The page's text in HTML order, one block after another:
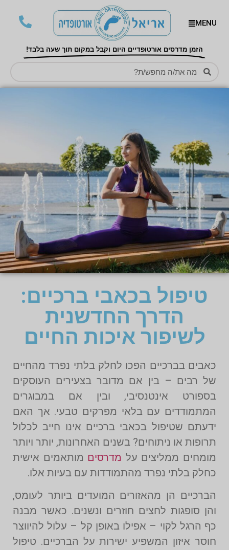
MENU
הזמן מדרסים אורטופדיים היום וקבל במקום תוך שעה בלבד!
טיפול בכאבי ברכיים:
הדרך החדשנית
לשיפור איכות החיים
כאבים בברכיים הפכו לחלק בלתי נפרד מהחיים
של רבים – בין אם מדובר בצעירים העוסקים
בספורט אינטנסיבי, ובין אם במבוגרים
המתמודדים עם בלאי מפרקים טבעי. אך האם
ידעתם שטיפול בכאבי ברכיים אינו חייב לכלול
תרופות או ניתוחים? בשנים האחרונות, יותר ויותר
מומחים ממליצים על מדרסים מותאמים אישית
כחלק בלתי נפרד מהתמודדות עם בעיות אלו.
הברכיים הן מהאזורים המועדים ביותר לעומס,
והן סופגות לחצים חוזרים ונשנים. כאשר מבנה
כף הרגל לקוי – אפילו באופן קל – עלול להיווצר
חוסר איזון המשפיע ישירות על הברכיים. טיפול